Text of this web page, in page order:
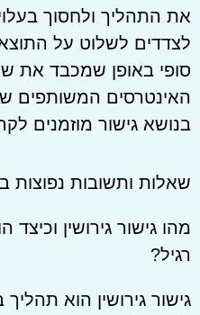
את התהליך ולחסוך
לצדדים לשלוט על
סופי באופן שמכבד את
האינטרסים המשותפים
בנושא גישור מוזמנים
שאלות ותשובות נפוצות
מהו גישור גירושין
רגיל?
גישור גירושין הוא